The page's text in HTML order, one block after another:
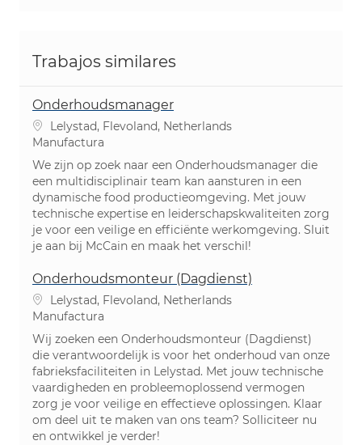
Trabajos similares
Onderhoudsmanager
Ubicación
Lelystad, Flevoland, Netherlands
Categoría
Manufactura
We zijn op zoek naar een Onderhoudsmanager die
een multidisciplinair team kan aansturen in een
dynamische food productieomgeving. Met jouw
technische expertise en leiderschapskwaliteiten zorg
je voor een veilige en efficiënte werkomgeving. Sluit
je aan bij McCain en maak het verschil!
Onderhoudsmonteur (Dagdienst)
Ubicación
Lelystad, Flevoland, Netherlands
Categoría
Manufactura
Wij zoeken een Onderhoudsmonteur (Dagdienst)
die verantwoordelijk is voor het onderhoud van onze
fabrieksfaciliteiten in Lelystad. Met jouw technische
vaardigheden en probleemoplossend vermogen
zorg je voor veilige en effectieve oplossingen. Klaar
om deel uit te maken van ons team? Solliciteer nu
en ontwikkel je verder!